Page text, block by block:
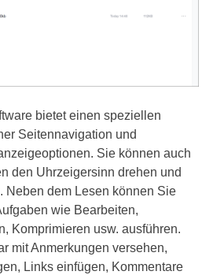
bietet einen speziellen
Seitennavigation und
Sie können auch
den Uhrzeigersinn drehen und
Neben dem Lesen können Sie
wie Bearbeiten,
Komprimieren usw. ausführen.
mit Anmerkungen versehen,
Links einfügen, Kommentare